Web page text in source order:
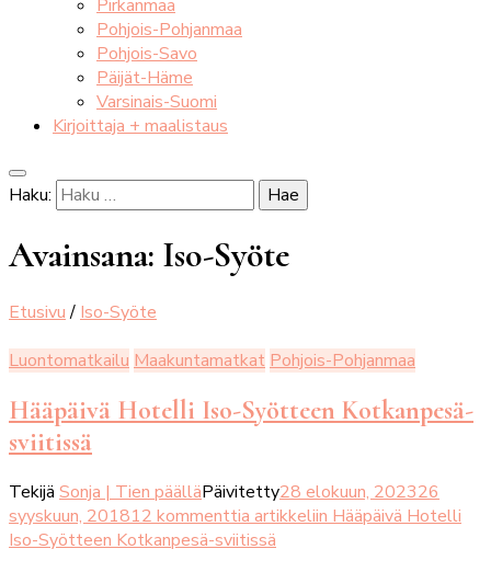
Pirkanmaa
Pohjois-Pohjanmaa
Pohjois-Savo
Päijät-Häme
Varsinais-Suomi
Kirjoittaja + maalistaus
Haku:
Avainsana: Iso-Syöte
Etusivu / Iso-Syöte
Luontomatkailu Maakuntamatkat Pohjois-Pohjanmaa
Hääpäivä Hotelli Iso-Syötteen Kotkanpesä-
sviitissä
Tekijä Sonja | Tien päälläPäivitetty28 elokuun, 202326
syyskuun, 201812 kommenttia artikkeliin Hääpäivä Hotelli
Iso-Syötteen Kotkanpesä-sviitissä